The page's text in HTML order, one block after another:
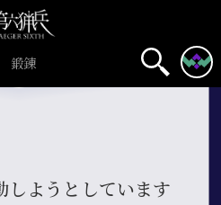
鍛錬
しようとしています